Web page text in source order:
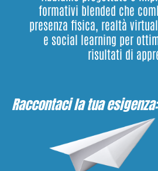
formativi blended che
presenza fisica, realtà
e social learning per
risultati di
Raccontaci la tua